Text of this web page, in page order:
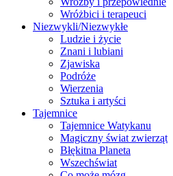
Wróżbici i terapeuci
Niezwykli/Niezwykłe
Ludzie i życie
Znani i lubiani
Zjawiska
Podróże
Wierzenia
Sztuka i artyści
Tajemnice
Tajemnice Watykanu
Magiczny świat zwierząt
Błękitna Planeta
Wszechświat